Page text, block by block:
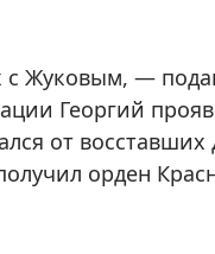
Жуковым, —
Георгий
от восставших
орден